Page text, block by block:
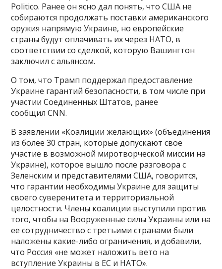
Politico. Ранее он ясно дал понять, что США не
собираются продолжать поставки американского
оружия напрямую Украине, но европейские
страны будут оплачивать их через НАТО, в
соответствии со сделкой, которую Вашингтон
заключил с альянсом.
О том, что Трамп поддержал предоставление
Украине гарантий безопасности, в том числе при
участии Соединенных Штатов, ранее
сообщил CNN.
В заявлении «Коалиции желающих» (объединения
из более 30 стран, которые допускают свое
участие в возможной миротворческой миссии на
Украине), которое вышло после разговора с
Зеленским и представителями США, говорится,
что гарантии необходимы Украине для защиты
своего суверенитета и территориальной
целостности. Члены коалиции выступили против
того, чтобы на Вооруженные силы Украины или на
ее сотрудничество с третьими странами были
наложены какие-либо ограничения, и добавили,
что Россия «не может наложить вето на
вступление Украины в ЕС и НАТО».